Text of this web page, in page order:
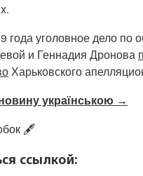
года уголовное дело по
и Геннадия Дронова
Харьковского
українською →
🖋️
ссылкой: